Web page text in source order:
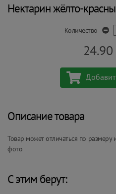
Нектарин жёлто-
Количество
24.90
Описание товара
Товар может отличаться по размеру
фото
С этим берут: